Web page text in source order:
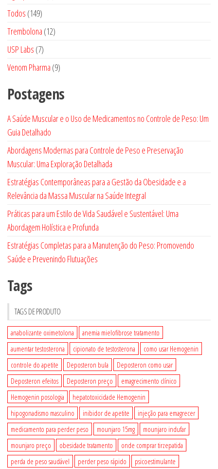
Todos 149149
produtos
Trembolona 1212
USP Labs 77
produtos
Venom Pharma 99
Postagens
A Saúde Muscular e o Uso de Medicamentos no Controle de Peso: Um
Guia Detalhado
Abordagens Modernas para Controle de Peso e Preservação
Muscular: Uma Exploração Detalhada
Estratégias Contemporâneas para a Gestão da Obesidade e a
Relevância da Massa Muscular na Saúde Integral
Práticas para um Estilo de Vida Saudável e Sustentável: Uma
Abordagem Holística e Profunda
Estratégias Completas para a Manutenção do Peso: Promovendo
Saúde e Prevenindo Flutuações
Tags
TAGS DE PRODUTO
anabolizante oximetolona
anemia mielofibrose tratamento
aumentar testosterona
cipionato de testosterona
como usar Hemogenin
controle do apetite
Deposteron bula
Deposteron como usar
Deposteron efeitos
Deposteron preço
emagrecimento clínico
Hemogenin posologia
hepatotoxicidade Hemogenin
hipogonadismo masculino
inibidor de apetite
injeção para emagrecer
medicamento para perder peso
mounjaro 15mg
mounjaro indufar
mounjaro preço
obesidade tratamento
onde comprar tirzepatida
perda de peso saudável
perder peso rápido psicoestimulante